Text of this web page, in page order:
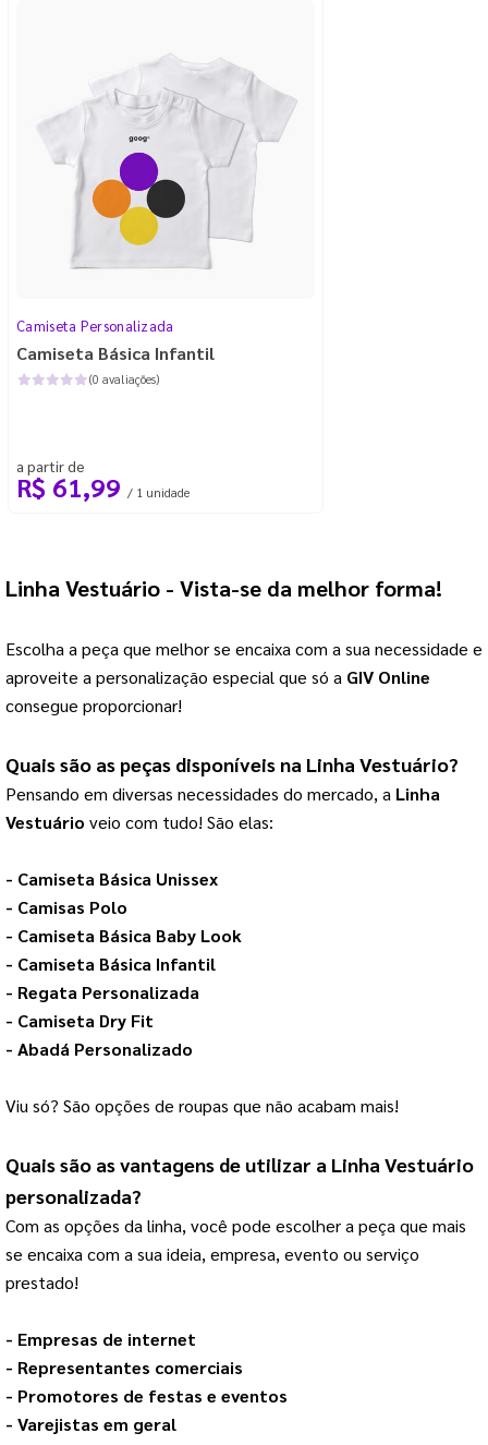
Camiseta Personalizada
Camiseta Básica Infantil
(0 avaliações)
a partir de
R$ 61,99 / 1 unidade
Linha Vestuário - Vista-se da melhor forma!
Escolha a peça que melhor se encaixa com a sua necessidade e
aproveite a personalização especial que só a GIV Online
consegue proporcionar!
Quais são as peças disponíveis na Linha Vestuário?
Pensando em diversas necessidades do mercado, a Linha
Vestuário veio com tudo! São elas:
- Camiseta Básica Unissex
- Camisas Polo
- Camiseta Básica Baby Look
- Camiseta Básica Infantil
- Regata Personalizada
- Camiseta Dry Fit
- Abadá Personalizado
Viu só? São opções de roupas que não acabam mais!
Quais são as vantagens de utilizar a Linha Vestuário
personalizada?
Com as opções da linha, você pode escolher a peça que mais
se encaixa com a sua ideia, empresa, evento ou serviço
prestado!
- Empresas de internet
- Representantes comerciais
- Promotores de festas e eventos
- Varejistas em geral